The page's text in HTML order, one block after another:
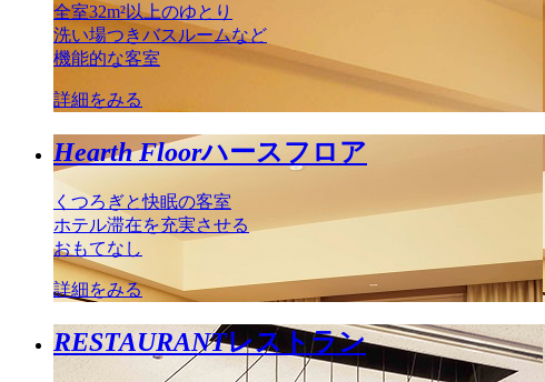
全室32m²以上のゆとり
洗い場つきバスルームなど
機能的な客室
詳細をみる
Hearth Floorハースフロア
くつろぎと快眠の客室
ホテル滞在を充実させる
おもてなし
詳細をみる
RESTAURANTレストラン